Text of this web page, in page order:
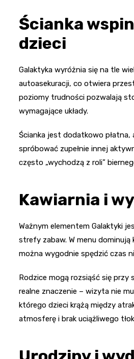
Ścianka
dzieci
Galaktyka wyróżnia się na tle
autoasekuracji, co otwiera
poziomy trudności pozwalają
wymagające układy.
Ścianka jest dodatkowo płatna,
spróbować zupełnie innej
często „wychodzą z roli”
Kawiarnia i
Ważnym elementem Galaktyki
strefy zabaw. W menu
można wygodnie spędzić czas
Rodzice mogą rozsiąść się przy
realne znaczenie – wizyta nie
którego dzieci krążą między
atmosferę i brak uciążliwego